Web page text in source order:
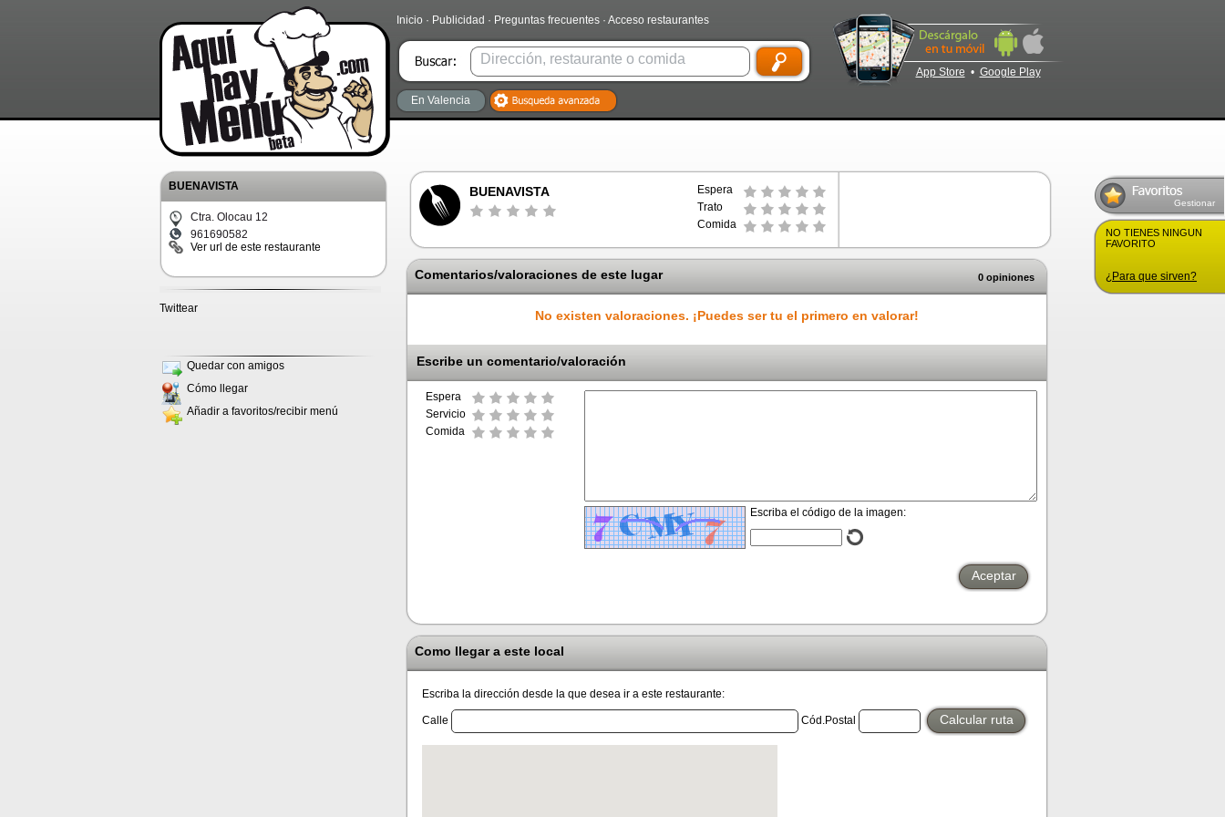
Inicio · Publicidad · Preguntas frecuentes· Acceso restaurantes
App Store • Google Play
En Valencia
Gestionar
NO TIENES NINGUN
FAVORITO
¿Para que sirven?
BUENAVISTA
Ctra. Olocau 12
961690582
Ver url de este restaurante
Twittear
Quedar con amigos
Cómo llegar
Añadir a favoritos/recibir menú
BUENAVISTA
Espera
Trato
Comida
0 opiniones
Comentarios/valoraciones de este lugar
No existen valoraciones. ¡Puedes ser tu el primero en valorar!
Escribe un comentario/valoración
Espera
Servicio
Comida
Escriba el código de la imagen:
Aceptar
Como llegar a este local
Escriba la dirección desde la que desea ir a este restaurante:
Calle Cód.Postal Calcular ruta